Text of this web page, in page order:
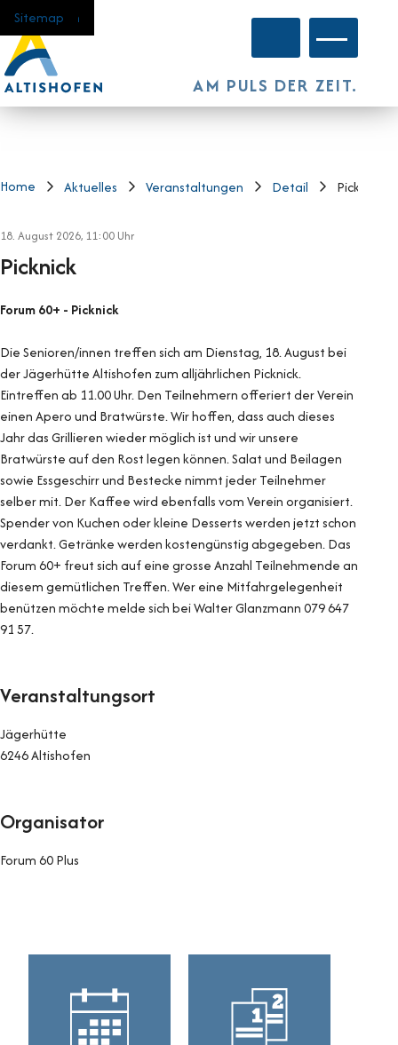
Navigieren in Altishofen
Schnellnavigation
Home
Navigation
Inhalt
Suche
Sitemap
AM PULS DER ZEIT.
Home Aktuelles Veranstaltungen Detail Picknick
Picknick
18. August 2026, 11:00 Uhr
Forum 60+ - Picknick
Die Senioren/innen treffen sich am Dienstag, 18. August bei
der Jägerhütte Altishofen zum alljährlichen Picknick.
Eintreffen ab 11.00 Uhr. Den Teilnehmern offeriert der Verein
einen Apero und Bratwürste. Wir hoffen, dass auch dieses
Jahr das Grillieren wieder möglich ist und wir unsere
Bratwürste auf den Rost legen können. Salat und Beilagen
sowie Essgeschirr und Bestecke nimmt jeder Teilnehmer
selber mit. Der Kaffee wird ebenfalls vom Verein organisiert.
Spender von Kuchen oder kleine Desserts werden jetzt schon
verdankt. Getränke werden kostengünstig abgegeben. Das
Forum 60+ freut sich auf eine grosse Anzahl Teilnehmende an
diesem gemütlichen Treffen. Wer eine Mitfahrgelegenheit
benützen möchte melde sich bei Walter Glanzmann 079 647
91 57.
Veranstaltungsort
Jägerhütte
6246 Altishofen
Organisator
Forum 60 Plus
Sidebar